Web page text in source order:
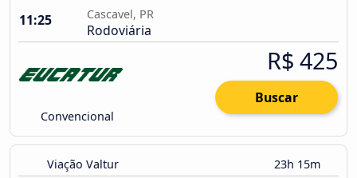
11:25
Cascavel, PR
Rodoviária
Convencional
R$ 425
Buscar
Viação Valtur 23h 15m